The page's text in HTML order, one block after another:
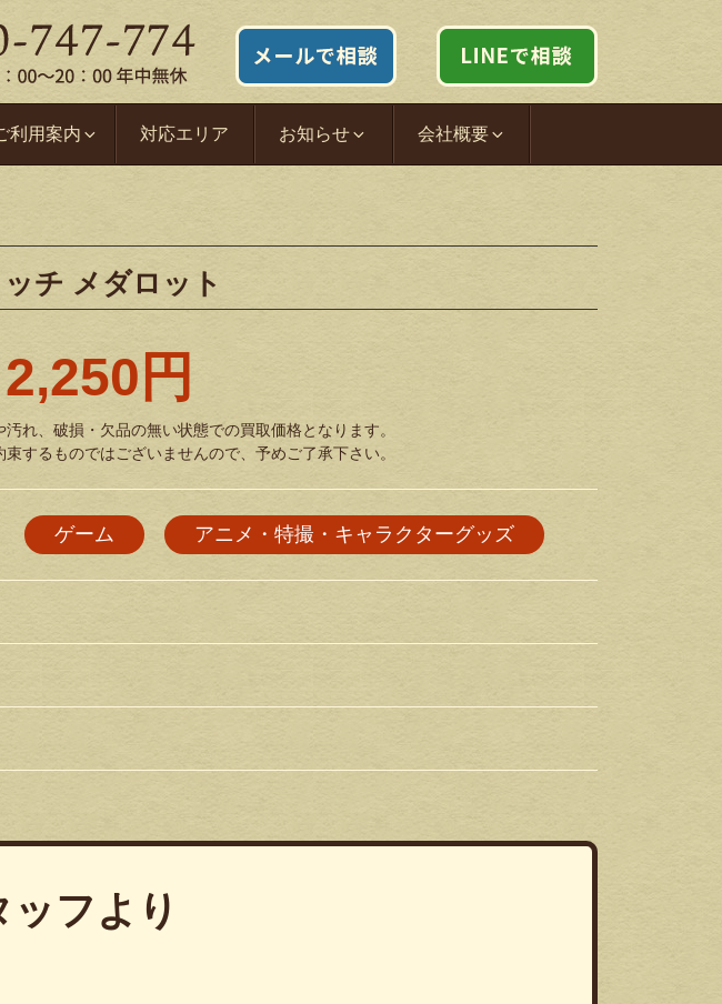
利用案内 対応エリア お知らせ 会社概要
チ メダロット
2,250円
れ、破損・欠品の無い状態での買取価格となります。
するものではございませんので、予めご了承下さい。
ゲーム アニメ・特撮・キャラクターグッズ
ッフより